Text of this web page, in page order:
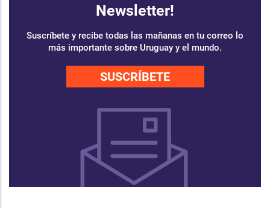
Newsletter!
Suscríbete y recibe todas las mañanas en tu correo lo
más importante sobre Uruguay y el mundo.
SUSCRÍBETE